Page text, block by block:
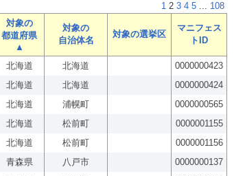
1 2 3 4 5 ... 108
対象の
都道府県
▲
対象の
自治体名
対象の選挙区
マニフェス
トID
北海道 北海道
0000000423
北海道 北海道
0000000424
北海道 浦幌町
0000000565
北海道 松前町
0000001155
北海道 松前町
0000001156
青森県 八戸市
0000000137